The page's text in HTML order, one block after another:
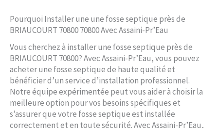
Pourquoi Installer une une fosse septique près de
BRIAUCOURT 70800 70800 Avec Assaini-Pr’Eau
Vous cherchez à installer une fosse septique près de
BRIAUCOURT 70800? Avec Assaini-Pr’Eau, vous pouvez
acheter une fosse septique de haute qualité et
bénéficier d’un service d’installation professionnel.
Notre équipe expérimentée peut vous aider à choisir la
meilleure option pour vos besoins spécifiques et
s’assurer que votre fosse septique est installée
correctement et en toute sécurité. Avec Assaini-Pr’Eau,